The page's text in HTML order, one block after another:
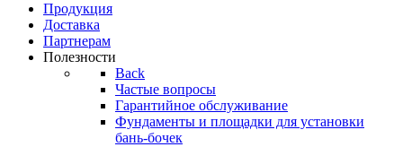
Продукция
Доставка
Партнерам
Полезности
Back
Частые вопросы
Гарантийное обслуживание
Фундаменты и площадки для установки
бань-бочек